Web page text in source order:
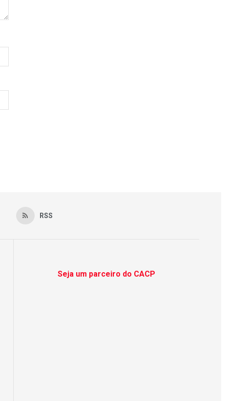
RSS
Seja um parceiro do CACP